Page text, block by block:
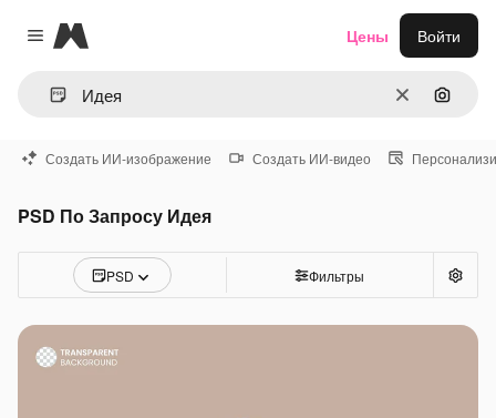
Close menu
Magnific
ОчиститьПоиск
Цены Войти
Создать ИИ-изображение Создать ИИ-видео
PSD По Запросу Идея
PSD Фильтры